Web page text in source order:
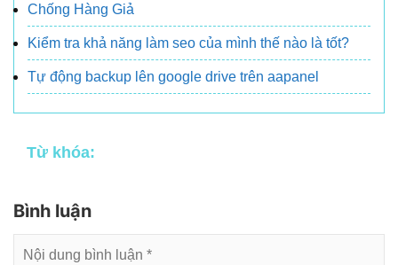
Chống Hàng Giả
Kiểm tra khả năng làm seo của mình thế nào là tốt?
Tự động backup lên google drive trên aapanel
Từ khóa:
Bình luận